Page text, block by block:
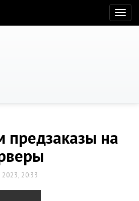
предзаказы на
20:33